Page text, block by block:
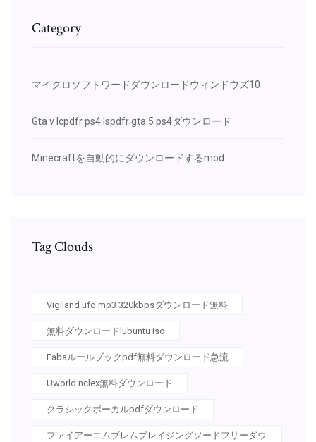
Category
マイクロソフトワードダウンロードウィンドウズ10
Gta v lcpdfr ps4 lspdfr gta 5 ps4ダウンロード
Minecraftを自動的にダウンロードするmod
Tag Clouds
Vigiland ufo mp3 320kbpsダウンロード無料
無料ダウンロードlubuntu iso
Eabaルールブックpdf無料ダウンロード急流
Uworld nclex無料ダウンロード
クラシックボーカルpdfダウンロード
ファイアーエムブレムブレイジングソードフリーダウ